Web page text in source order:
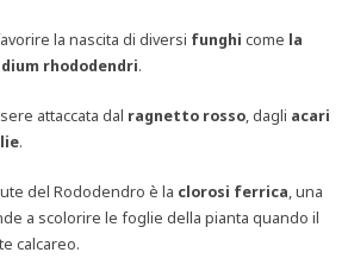
la nascita di diversi funghi come la
rhododendri.
attaccata dal ragnetto rosso, dagli acari
.
del Rododendro è la clorosi ferrica, una
a scolorire le foglie della pianta quando il
calcareo.